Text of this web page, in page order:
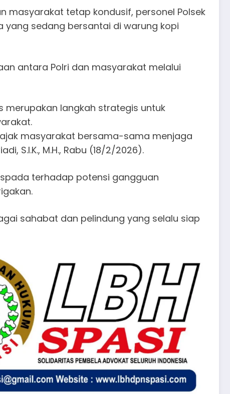
masyarakat tetap kondusif, personel Polsek
yang sedang bersantai di warung kopi
antara Polri dan masyarakat melalui
merupakan langkah strategis untuk
masyarakat bersama-sama menjaga
S.I.K., M.H., Rabu (18/2/2026).
terhadap potensi gangguan
sahabat dan pelindung yang selalu siap